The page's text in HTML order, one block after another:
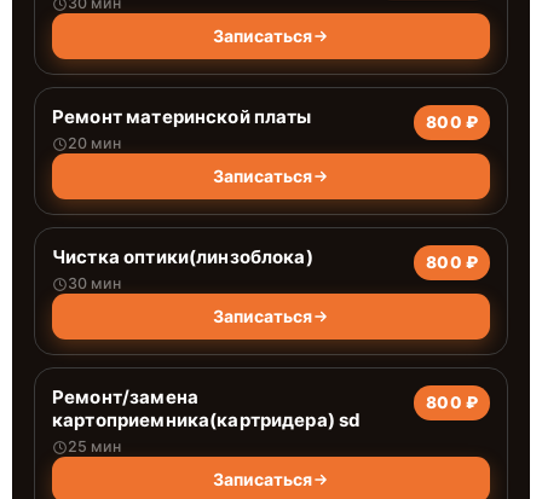
Записаться
Ремонт материнской платы
20 мин
800 ₽
Записаться
Чистка оптики(линзоблока)
30 мин
800 ₽
Записаться
Ремонт/замена
картоприемника(картридера) sd
25 мин
800 ₽
Записаться